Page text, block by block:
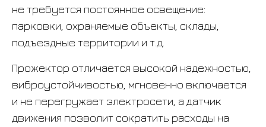
не требуется постоянное освещение:
парковки, охраняемые объекты, склады,
подъездные территории и т.д.
Прожектор отличается высокой надежностью,
виброустойчивостью, мгновенно включается
и не перегружает электросети, а датчик
движения позволит сократить расходы на